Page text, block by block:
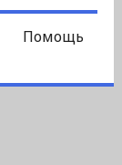
Помощь